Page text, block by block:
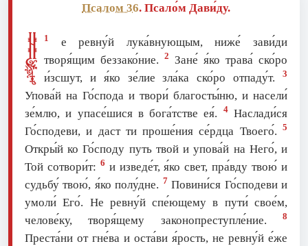
Псалом 36. Псало́м Дави́ду.
1
Н
е ревну́й лука́внующым, ниже́ зави́ди
творя́щим беззако́ние. 2 Зане́ я́ко трава́ ско́ро
и́зсшут, и я́ко зе́лие зла́ка ско́ро отпаду́т.
3
Упова́й на Го́спода и твори́ благосты́ню, и насели́
зе́млю, и упасе́шися в бога́тстве ея́.
4Наслади́ся
Го́сподеви, и даст ти проше́ния се́рдца Твоего́. 5
Откры́й ко Го́споду путь твой и упова́й на Него́, и
Той сотвори́т: 6 и изведе́т, я́ко свет, пра́вду твою́ и
судьбу́ твою́, я́ко полу́дне. 7 Повини́ся Го́сподеви и
умоли́ Его́. Не ревну́й спе́ющему в пути́ свое́м,
челове́ку, творя́щему законопреступле́ние.
8
Преста́ни от гне́ва и оста́ви я́рость, не ревну́й е́же